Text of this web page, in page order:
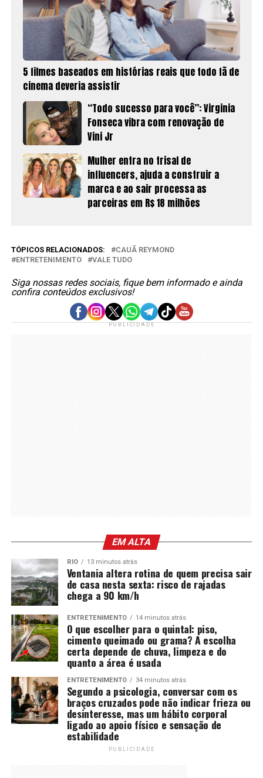
5 filmes baseados em histórias reais que todo fã de
cinema deveria assistir
“Todo sucesso para você”: Virginia
Fonseca vibra com renovação de
Vini Jr
Mulher entra no trisal de
influencers, ajuda a construir a
marca e ao sair processa as
parceiras em R$ 18 milhões
TÓPICOS RELACIONADOS:
CAUÃ REYMOND
ENTRETENIMENTO
VALE TUDO
Siga nossas redes sociais, fique bem informado e ainda
confira conteúdos exclusivos!
PUBLICIDADE
EM ALTA
RIO 13 minutos atrás
Ventania altera rotina de quem precisa sair
de casa nesta sexta: risco de rajadas
chega a 90 km/h
ENTRETENIMENTO 14 minutos atrás
O que escolher para o quintal: piso,
cimento queimado ou grama? A escolha
certa depende de chuva, limpeza e do
quanto a área é usada
ENTRETENIMENTO 34 minutos atrás
Segundo a psicologia, conversar com os
braços cruzados pode não indicar frieza ou
desinteresse, mas um hábito corporal
ligado ao apoio físico e sensação de
estabilidade
PUBLICIDADE